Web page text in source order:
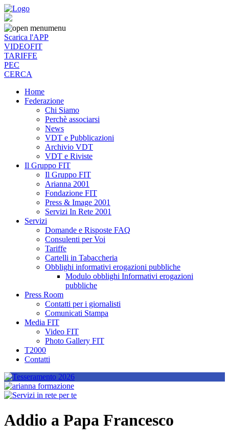
menu
Scarica l'APP
VIDEOFIT
TARIFFE
PEC
CERCA
Home
Federazione
Chi Siamo
Perchè associarsi
News
VDT e Pubblicazioni
Archivio VDT
VDT e Riviste
Il Gruppo FIT
Il Gruppo FIT
Arianna 2001
Fondazione FIT
Press & Image 2001
Servizi In Rete 2001
Servizi
Domande e Risposte FAQ
Consulenti per Voi
Tariffe
Cartelli in Tabaccheria
Obblighi informativi erogazioni pubbliche
Modulo obblighi Informativi erogazioni
pubbliche
Press Room
Contatti per i giornalisti
Comunicati Stampa
Media FIT
Video FIT
Photo Gallery FIT
T2000
Contatti
Addio a Papa Francesco